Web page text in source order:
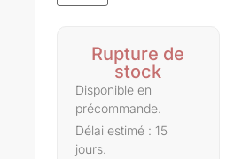
Rupture de
stock
Disponible en
précommande.
Délai estimé : 15
jours.